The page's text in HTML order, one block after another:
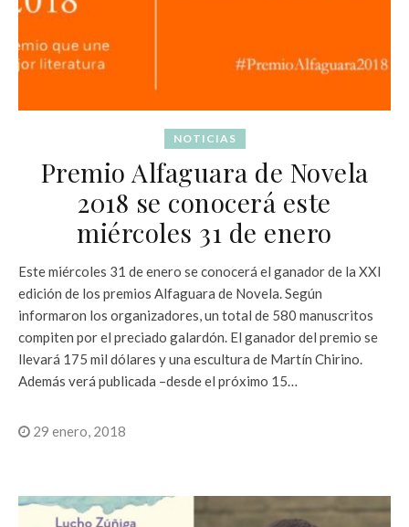
NOTICIAS
Premio Alfaguara de Novela
2018 se conocerá este
miércoles 31 de enero
Este miércoles 31 de enero se conocerá el ganador de la XXI
edición de los premios Alfaguara de Novela. Según
informaron los organizadores, un total de 580 manuscritos
compiten por el preciado galardón. El ganador del premio se
llevará 175 mil dólares y una escultura de Martín Chirino.
Además verá publicada –desde el próximo 15…
29 enero, 2018